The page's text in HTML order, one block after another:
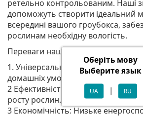
Оберіть мову
Выберите язык
UA | RU
ретельно контрольованим. Наші
допоможуть створити ідеальний
всередині вашого гроубокса,
рослинам необхідну вологість.
Переваги наших зволожувачів:
1. Універсальність: Підходять для
домашніх умовах, так і в гроубоксах.
2 Ефективність: Підтримка
росту рослин.
3 Економічність: Низьке